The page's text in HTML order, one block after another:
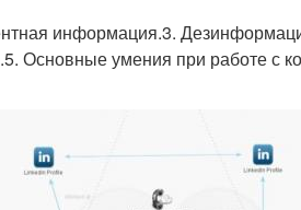
информация.3.
Основные умения при работе с